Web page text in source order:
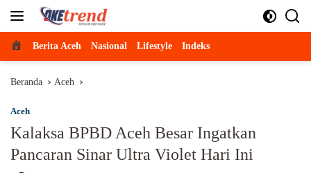
Beranda
Berita Aceh Nasional Lifestyle Indeks
Beranda Aceh
Aceh
Kalaksa BPBD Aceh Besar Ingatkan
Pancaran Sinar Ultra Violet Hari Ini